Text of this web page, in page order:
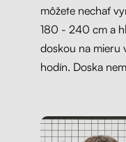
môžete nechať
180 - 240 cm a
doskou na mieru
hodín. Doska